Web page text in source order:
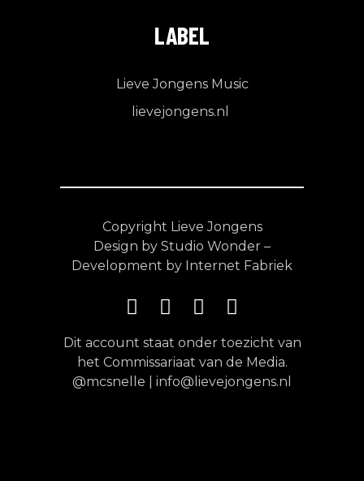
LABEL
Lieve Jongens Music
lievejongens.nl
Copyright Lieve Jongens
Design by Studio Wonder –
Development by Internet Fabriek
Dit account staat onder toezicht van
het Commissariaat van de Media.
@mcsnelle | info@lievejongens.nl